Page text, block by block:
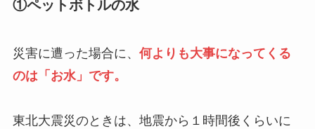
①ペットボトルの水
災害に遭った場合に、 何よりも大事になってくる
のは「お水」です。
東北大震災のときは、地震から１時間後くらいに